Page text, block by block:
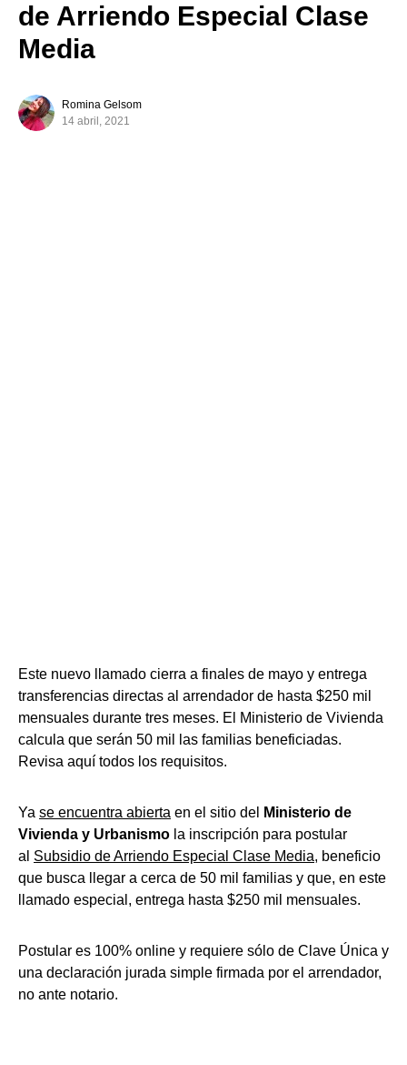
de Arriendo Especial Clase
Media
Romina Gelsom
14 abril, 2021
Este nuevo llamado cierra a finales de mayo y entrega
transferencias directas al arrendador de hasta $250 mil
mensuales durante tres meses. El Ministerio de Vivienda
calcula que serán 50 mil las familias beneficiadas.
Revisa aquí todos los requisitos.
Ya se encuentra abierta en el sitio del
Ministerio de
Vivienda y Urbanismo la inscripción para postular
al Subsidio de Arriendo Especial Clase Media, beneficio
que busca llegar a cerca de 50 mil familias y que, en este
llamado especial, entrega hasta $250 mil mensuales.
Postular es 100% online y requiere sólo de Clave Única y
una declaración jurada simple firmada por el arrendador,
no ante notario.